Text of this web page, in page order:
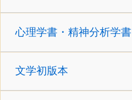
心理学書・精神分析学書
文学初版本